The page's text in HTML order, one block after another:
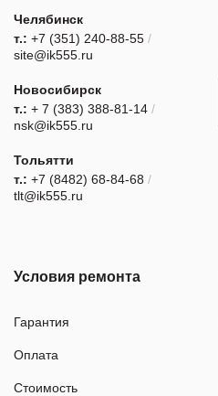
Челябинск
т.: +7 (351) 240-88-55 /
site@ik555.ru
Новосибирск
т.: + 7 (383) 388-81-14 /
nsk@ik555.ru
Тольятти
т.: +7 (8482) 68-84-68 /
tlt@ik555.ru
Условия ремонта
Гарантия
Оплата
Стоимость